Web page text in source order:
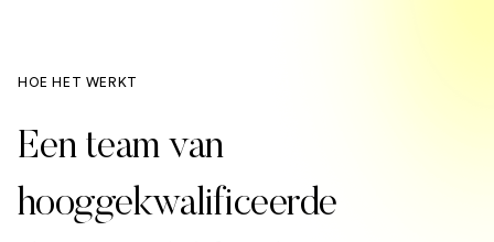
HOE HET WERKT
Een team van
hooggekwalificeerde